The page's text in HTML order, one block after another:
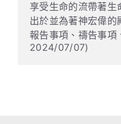
享受生命的流帶著生
出於並為著神宏偉的
報告事項、禱告事
2024/07/07)